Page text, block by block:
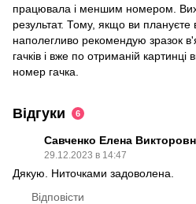
працювала і меншим номером.
результат. Тому, якщо ви плануєте
наполегливо рекомендую зразок
гачків і вже по отриманій
номер гачка.
Відгуки 6
Савченко Елена
29.12.2023 в 14:47
Дякую. Ниточками задоволена.
Відповісти